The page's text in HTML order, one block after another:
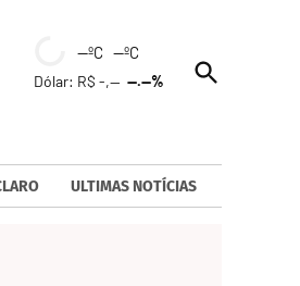
--ºC --ºC
Dólar: R$ -,----.--%
Open
Search
ULTIMAS NOTÍCIAS